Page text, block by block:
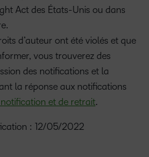
Act des États-Unis ou dans
d’auteur ont été violés et que
vous trouverez des
des notifications et la
la réponse aux notifications
et de retrait.
: 12/05/2022